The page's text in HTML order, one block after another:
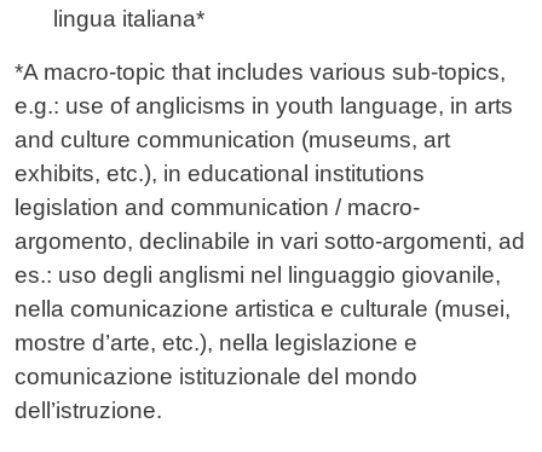
lingua italiana*
*A macro-topic that includes various sub-topics,
e.g.: use of anglicisms in youth language, in arts
and culture communication (museums, art
exhibits, etc.), in educational institutions
legislation and communication / macro-
argomento, declinabile in vari sotto-argomenti, ad
es.: uso degli anglismi nel linguaggio giovanile,
nella comunicazione artistica e culturale (musei,
mostre d’arte, etc.), nella legislazione e
comunicazione istituzionale del mondo
dell’istruzione.